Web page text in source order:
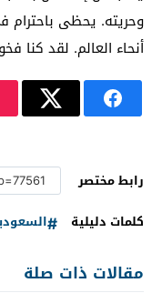
وحريته. يحظى
أنحاء العالم. لقد كنا
رابط مختصر
كلمات دليلية
مقالات ذات صلة